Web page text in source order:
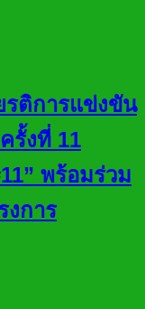
รติการแข่งขัน
รั้งที่ 11
พร้อมร่วม
งการ